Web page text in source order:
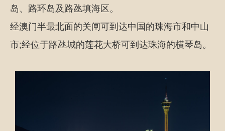
岛、路环岛及路氹填海区。
经澳门半最北面的关闸可到达中国的珠海市和中山
市;经位于路氹城的莲花大桥可到达珠海的横琴岛。